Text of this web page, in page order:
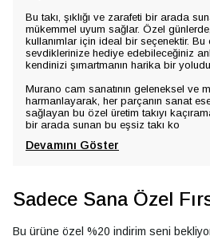
Bu takı, şıklığı ve zarafeti bir arada
mükemmel uyum sağlar. Özel
kullanımlar için ideal bir seçenektir.
sevdiklerinize hediye edebileceğiniz
kendinizi şımartmanın harika bir
Murano cam sanatının geleneksel ve
harmanlayarak, her parçanın sanat
sağlayan bu özel üretim takıyı
bir arada sunan bu eşsiz takı ko
Devamını Göster
Sadece Sana Özel
Bu ürüne özel %20 indirim seni